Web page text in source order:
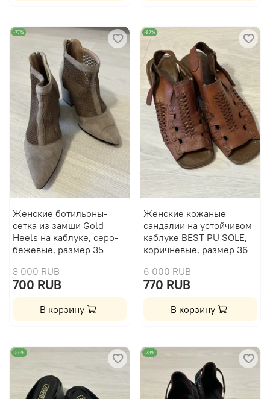
-77%
Женские ботильоны-
сетка из замши Gold
Heels на каблуке, серо-
бежевые, размер 35
3 000 RUB
700 RUB
В корзину
-87%
Женские кожаные
сандалии на устойчивом
каблуке BEST PU SOLE,
коричневые, размер 36
6 000 RUB
770 RUB
В корзину
-80% -73%